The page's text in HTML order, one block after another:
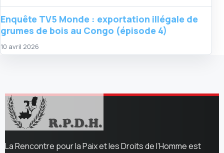
Enquête TV5 Monde : exportation illégale de
grumes de bois au Congo (épisode 4)
10 avril 2026
La Rencontre pour la Paix et les Droits de l’Homme est